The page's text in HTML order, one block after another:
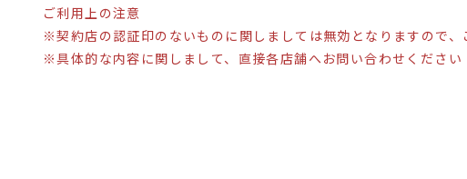
ご利用上の注意
※契約店の認証印のないものに関しましては無効となりますので、
※具体的な内容に関しまして、直接各店舗へお問い合わせください